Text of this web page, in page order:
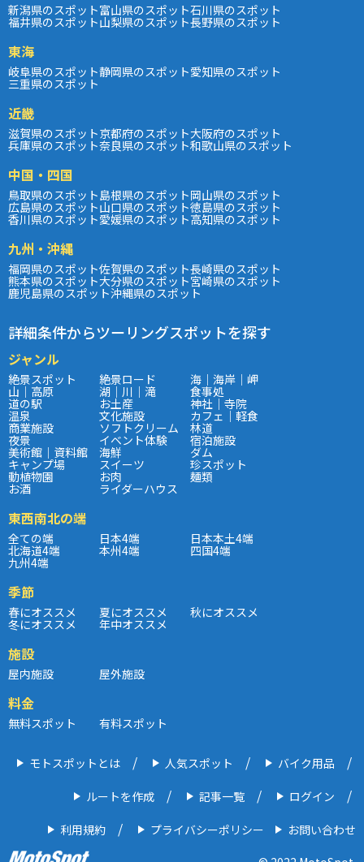
新潟県のスポット富山県のスポット石川県のスポット
福井県のスポット山梨県のスポット長野県のスポット
東海
岐阜県のスポット静岡県のスポット愛知県のスポット
三重県のスポット
近畿
滋賀県のスポット京都府のスポット大阪府のスポット
兵庫県のスポット奈良県のスポット和歌山県のスポット
中国・四国
鳥取県のスポット島根県のスポット岡山県のスポット
広島県のスポット山口県のスポット徳島県のスポット
香川県のスポット愛媛県のスポット高知県のスポット
九州・沖縄
福岡県のスポット佐賀県のスポット長崎県のスポット
熊本県のスポット大分県のスポット宮崎県のスポット
鹿児島県のスポット沖縄県のスポット
詳細条件からツーリングスポットを探す
ジャンル
絶景スポット 絶景ロード 海｜海岸｜岬
山｜高原 湖｜川｜滝 食事処
道の駅 お土産 神社｜寺院
温泉 文化施設 カフェ｜軽食
商業施設 ソフトクリーム 林道
夜景 イベント体験 宿泊施設
美術館｜資料館 海鮮 ダム
キャンプ場 スイーツ 珍スポット
動植物園 お肉 麺類
お酒 ライダーハウス
東西南北の端
全ての端 日本4端 日本本土4端
北海道4端 本州4端 四国4端
九州4端
季節
春にオススメ 夏にオススメ 秋にオススメ
冬にオススメ 年中オススメ
施設
屋内施設 屋外施設
料金
無料スポット 有料スポット
モトスポットとは 人気スポット バイク用品
ルートを作成 記事一覧 ログイン
利用規約 プライバシーポリシー
お問い合わせ